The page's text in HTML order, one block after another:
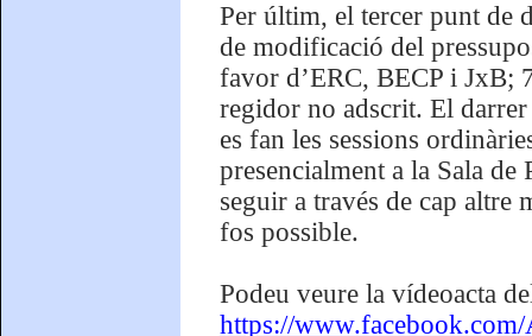
Per últim, el tercer punt de
de modificació del
favor d’ERC, BECP i JxB;
regidor no adscrit. El
es fan les sessions
presencialment a la Sala de
seguir a través de cap altre
fos possible.
Podeu veure la vídeoacta
https://